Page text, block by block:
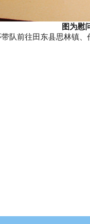
图为慰
前往田东县思林镇、